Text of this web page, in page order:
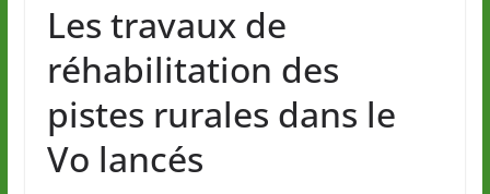
Les travaux de
réhabilitation des
pistes rurales dans le
Vo lancés